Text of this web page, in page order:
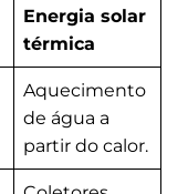
Energia solar
térmica
Aquecimento
de água a
partir do calor.